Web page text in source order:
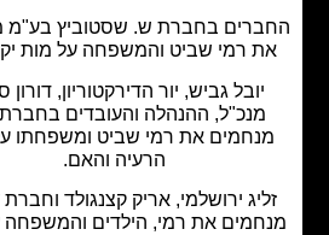
בחברת ש. שסטוביץ בע"מ מנחמים
רמי שביט והמשפחה על מות יקירתם.
יובל גביש, יור הדירקטוריון, דורון ספיר,
מנכ"ל, ההנהלה והעובדים בחברת Cal
את רמי שביט ומשפחתו על מות
הרעיה והאם.
ירושלמי, אריק קצנגולד וחברת דארלן
את רמי, הילדים והמשפחה על מות